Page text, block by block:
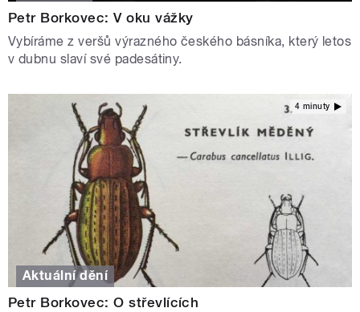
Petr Borkovec: V oku vážky
Vybíráme z veršů výrazného českého básníka, který letos
v dubnu slaví své padesátiny.
4 minuty
Aktuální dění
Petr Borkovec: O střevlících